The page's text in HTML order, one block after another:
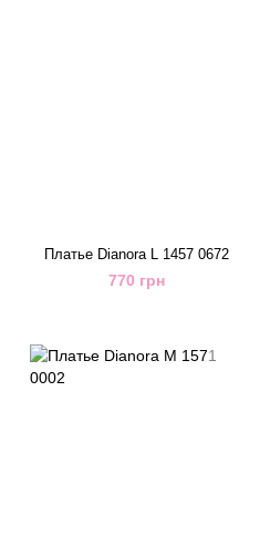
Платье Dianora L 1457 0672
770 грн